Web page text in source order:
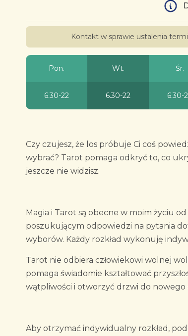
Kontakt w sprawie ustalenia
Pon. Wt. Śr.
6.30-22 6.30-22 6.30-
Czy czujesz, że los próbuje Ci coś
wybrać? Tarot pomaga odkryć to, co
jeszcze nie widzisz.
Magia i Tarot są obecne w moim życiu
poszukującym odpowiedzi na pytania
wyborów. Każdy rozkład wykonuję
Tarot nie odbiera człowiekowi wolnej
pomaga świadomie kształtować
wątpliwości i otworzyć drzwi do nowego
Aby otrzymać indywidualny rozkład,